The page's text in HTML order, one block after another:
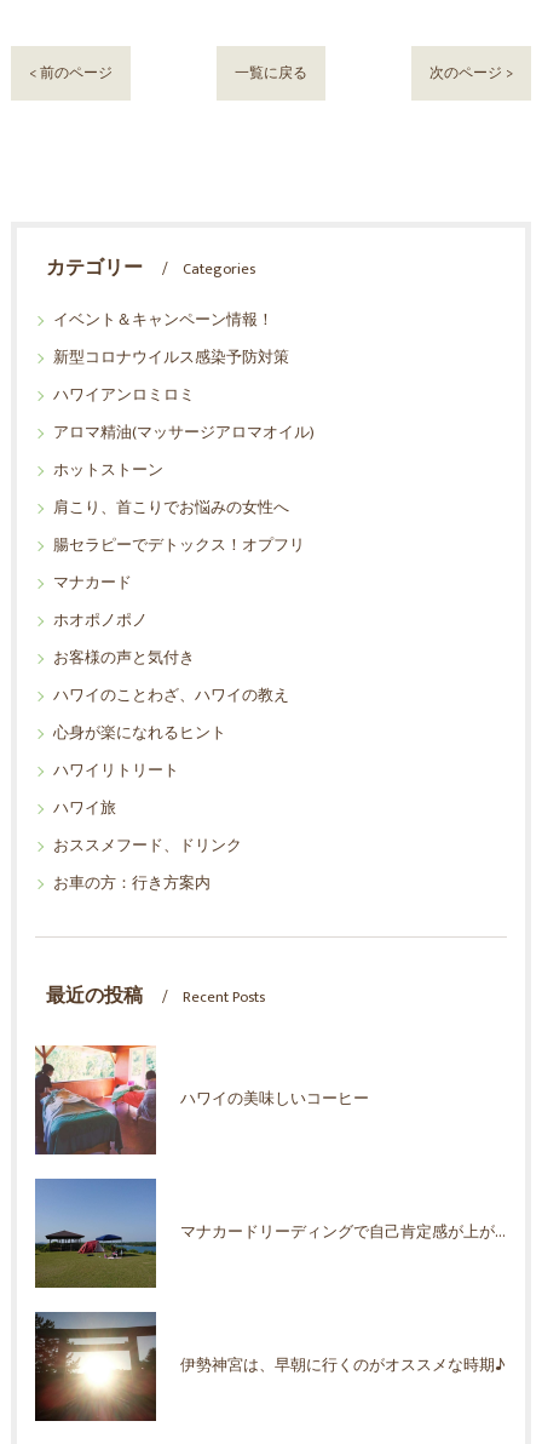
< 前のページ 一覧に戻る 次のページ >
カテゴリー
Categories
イベント＆キャンペーン情報！
新型コロナウイルス感染予防対策
ハワイアンロミロミ
アロマ精油(マッサージアロマオイル)
ホットストーン
肩こり、首こりでお悩みの女性へ
腸セラピーでデトックス！オプフリ
マナカード
ホオポノポノ
お客様の声と気付き
ハワイのことわざ、ハワイの教え
心身が楽になれるヒント
ハワイリトリート
ハワイ旅
おススメフード、ドリンク
お車の方：行き方案内
最近の投稿 Recent Posts
ハワイの美味しいコーヒー
マナカードリーディングで自己肯定感が上がった！
伊勢神宮は、早朝に行くのがオススメな時期♪